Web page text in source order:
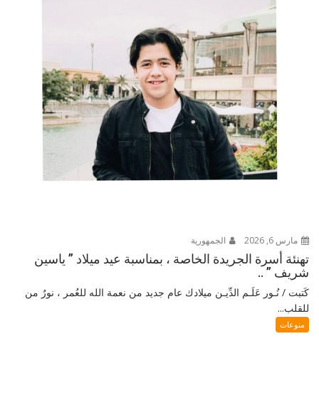
مارس 6, 2026 الجمهورية
تهنئة أسرة الجريدة الخاصة ، بمناسبة عيد ميلاد ” ياسين
شريف ” ..
كَتبت / نُـور عَلَـم الدِّيـن ميلادك عام جديد من نعمة الله للعُمر ، نورٌ من
للقلب...
منوعات